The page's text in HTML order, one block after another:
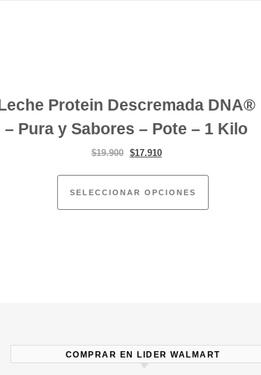
múltiples variantes. Las opciones se pueden elegir en
Protein Descremada DNA®
– Pura y Sabores – Pote – 1 Kilo
$19.900 El precio original era: $19.900.
$17.910El precio actual es:
SELECCIONAR OPCIONES
Este
COMPRAR EN LIDER WALMART